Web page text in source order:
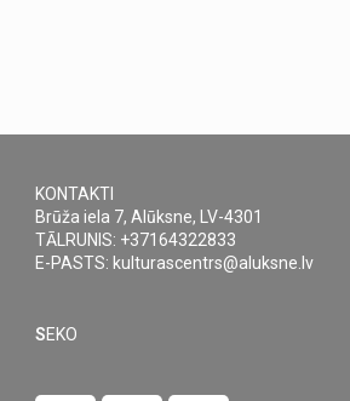
KONTAKTI
Brūža iela 7, Alūksne, LV-4301
TĀLRUNIS: +37164322833
E-PASTS: kulturascentrs@aluksne.lv
SEKO